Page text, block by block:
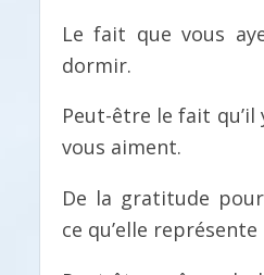
Le fait que vous
dormir.
Peut-être le fait
vous aiment.
De la gratitude
ce qu’elle